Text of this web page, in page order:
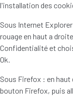
l'installation des
Sous Internet
rouage en haut a
Confidentialité et
Ok.
Sous Firefox : en haut
bouton Firefox, puis